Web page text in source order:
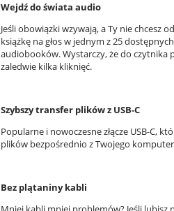
Wejdź do świata audio
Jeśli obowiązki wzywają, a Ty nie chcesz
książkę na głos w jednym z 25
audiobooków. Wystarczy, że do czytnika
zaledwie kilka kliknięć.
Szybszy transfer plików z USB-C
Popularne i nowoczesne złącze USB-C,
plików bezpośrednio z Twojego
Bez plątaniny kabli